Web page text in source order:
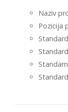
Naziv
Pozicija